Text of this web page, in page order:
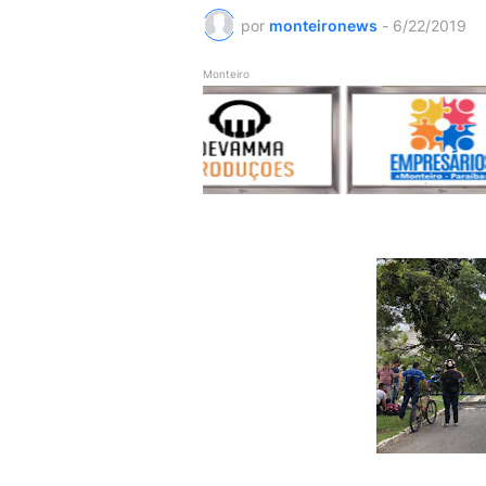
por monteironews - 6/22/2019
Monteiro